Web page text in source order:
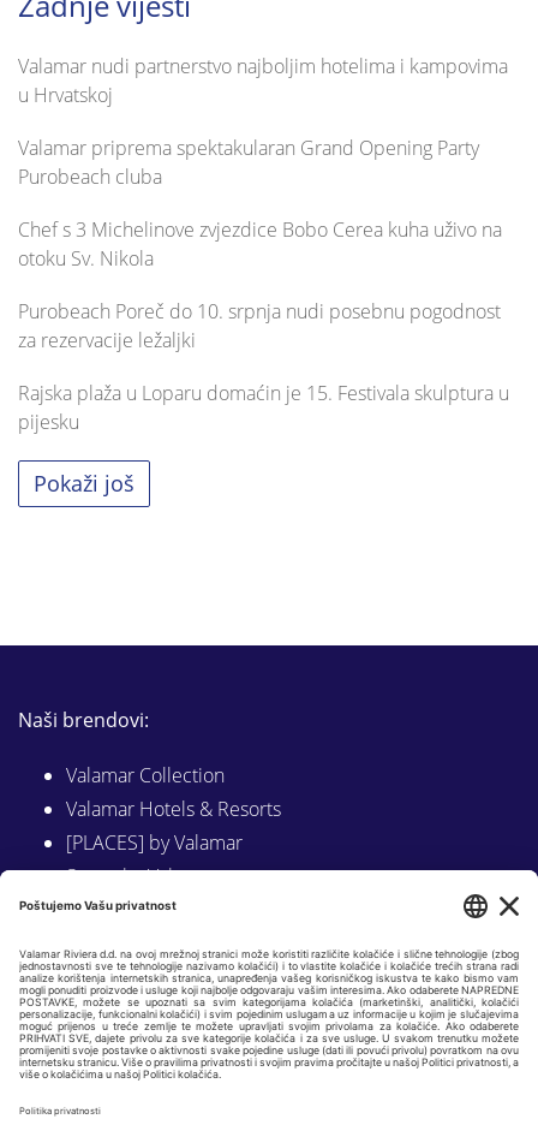
Valamar nudi partnerstvo najboljim hotelima i kampovima
u Hrvatskoj
Valamar priprema spektakularan Grand Opening Party
Purobeach cluba
Chef s 3 Michelinove zvjezdice Bobo Cerea kuha uživo na
otoku Sv. Nikola
Purobeach Poreč do 10. srpnja nudi posebnu pogodnost
za rezervacije ležaljki
Rajska plaža u Loparu domaćin je 15. Festivala skulptura u
pijesku
Pokaži još
Naši brendovi:
Valamar Collection
Valamar Hotels & Resorts
[PLACES] by Valamar
Sunny by Valamar
Valamar Camping
Istraži na Valamar.com
Slijedite nas na: